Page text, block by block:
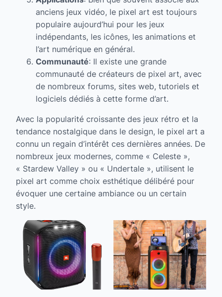
anciens jeux vidéo, le pixel art est toujours
populaire aujourd’hui pour les jeux
indépendants, les icônes, les animations et
l’art numérique en général.
Communauté: Il existe une grande
communauté de créateurs de pixel art, avec
de nombreux forums, sites web, tutoriels et
logiciels dédiés à cette forme d’art.
Avec la popularité croissante des jeux rétro et la
tendance nostalgique dans le design, le pixel art a
connu un regain d’intérêt ces dernières années. De
nombreux jeux modernes, comme « Celeste »,
« Stardew Valley » ou « Undertale », utilisent le
pixel art comme choix esthétique délibéré pour
évoquer une certaine ambiance ou un certain
style.